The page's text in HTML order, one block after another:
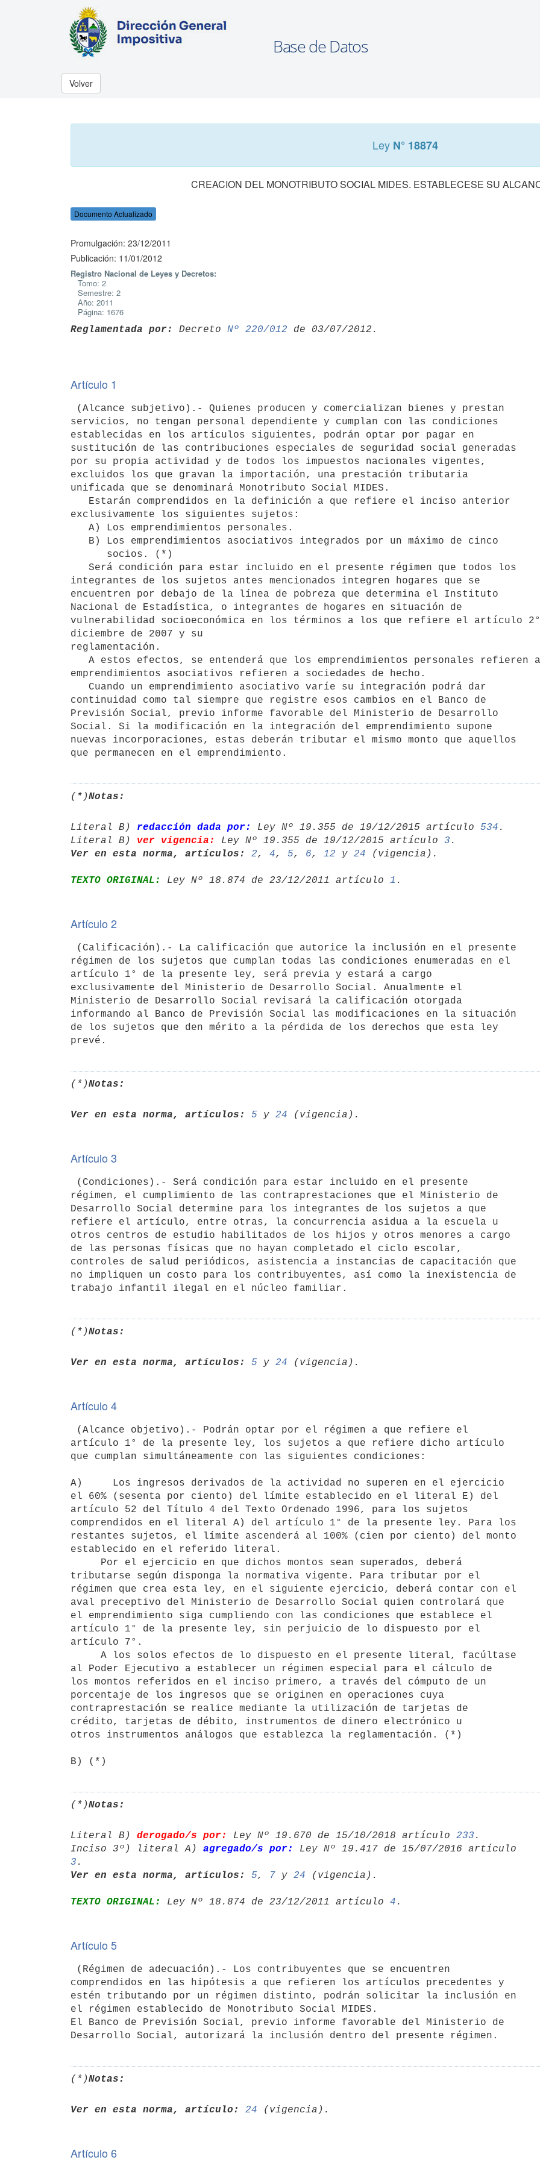
Volver
Ley N° 18874
CREACION DEL MONOTRIBUTO SOCIAL MIDES. ESTABLECESE SU
Documento Actualizado
Promulgación: 23/12/2011
Publicación: 11/01/2012
Registro Nacional de Leyes y Decretos:
Tomo: 2
Semestre: 2
Año: 2011
Página: 1676
Reglamentada por: Decreto Nº 220/012
Artículo 1
servicios, no tengan personal dependiente y cumplan con las condiciones
establecidas en los artículos siguientes, podrán optar por pagar en
sustitución de las contribuciones especiales de seguridad social generadas
por su propia actividad y de todos los impuestos nacionales vigentes,
excluidos los que gravan la importación, una prestación tributaria
unificada que se denominará Monotributo Social MIDES.
exclusivamente los siguientes sujetos:
integrantes de los sujetos antes mencionados integren hogares que se
encuentren por debajo de la línea de pobreza que determina el Instituto
Nacional de Estadística, o integrantes de hogares en situación de
vulnerabilidad socioeconómica en los términos a los que refiere el artículo
diciembre de 2007 y su
reglamentación.
emprendimientos asociativos refieren a sociedades de hecho.
continuidad como tal siempre que registre esos cambios en el Banco de
Previsión Social, previo informe favorable del Ministerio de Desarrollo
Social. Si la modificación en la integración del emprendimiento supone
nuevas incorporaciones, estas deberán tributar el mismo monto que aquellos
(*)Notas:
Literal B) redacción dada por: Ley Nº 19.355 de 19/12/2015 artículo 534 .
Literal B) ver vigencia: Ley Nº 19.355 de 19/12/2015 artículo 3
Ver en esta norma, artículos:
2, 4, 5, 6, 12 y 24
TEXTO ORIGINAL: Ley Nº 18.874 de 23/12/2011 artículo 1
Artículo 2
régimen de los sujetos que cumplan todas las condiciones enumeradas en el
artículo 1° de la presente ley, será previa y estará a cargo
exclusivamente del Ministerio de Desarrollo Social. Anualmente el
Ministerio de Desarrollo Social revisará la calificación otorgada
informando al Banco de Previsión Social las modificaciones en la situación
de los sujetos que den mérito a la pérdida de los derechos que esta ley
(*)Notas:
Ver en esta norma, artículos: 5 y 24
Artículo 3
régimen, el cumplimiento de las contraprestaciones que el Ministerio de
Desarrollo Social determine para los integrantes de los sujetos a que
refiere el artículo, entre otras, la concurrencia asidua a la escuela u
otros centros de estudio habilitados de los hijos y otros menores a cargo
de las personas físicas que no hayan completado el ciclo escolar,
controles de salud periódicos, asistencia a instancias de capacitación que
no impliquen un costo para los contribuyentes, así como la inexistencia de
(*)Notas:
Ver en esta norma, artículos: 5 y 24
Artículo 4
artículo 1° de la presente ley, los sujetos a que refiere dicho artículo
que cumplan simultáneamente con las siguientes condiciones:
A)     Los ingresos derivados de la actividad no superen en el ejercicio
el 60% (sesenta por ciento) del límite establecido en el literal E) del
artículo 52 del Título 4 del Texto Ordenado 1996, para los sujetos
comprendidos en el literal A) del artículo 1° de la presente ley. Para los
restantes sujetos, el límite ascenderá al 100% (cien por ciento) del monto
establecido en el referido literal.
tributarse según disponga la normativa vigente. Para tributar por el
régimen que crea esta ley, en el siguiente ejercicio, deberá contar con el
aval preceptivo del Ministerio de Desarrollo Social quien controlará que
el emprendimiento siga cumpliendo con las condiciones que establece el
artículo 1° de la presente ley, sin perjuicio de lo dispuesto por el
artículo 7°.
al Poder Ejecutivo a establecer un régimen especial para el cálculo de
los montos referidos en el inciso primero, a través del cómputo de un
porcentaje de los ingresos que se originen en operaciones cuya
contraprestación se realice mediante la utilización de tarjetas de
crédito, tarjetas de débito, instrumentos de dinero electrónico u
otros instrumentos análogos que establezca la reglamentación. (*)
(*)Notas:
Literal B) derogado/s por: Ley Nº 19.670 de 15/10/2018 artículo 233 .
Inciso 3º) literal A) agregado/s por:
3
Ver en esta norma, artículos:
5, 7 y 24
TEXTO ORIGINAL: Ley Nº 18.874 de 23/12/2011 artículo 4
Artículo 5
comprendidos en las hipótesis a que refieren los artículos precedentes y
estén tributando por un régimen distinto, podrán solicitar la inclusión en
el régimen establecido de Monotributo Social MIDES.
El Banco de Previsión Social, previo informe favorable del Ministerio de
(*)Notas:
Ver en esta norma, artículo: 24
Artículo 6